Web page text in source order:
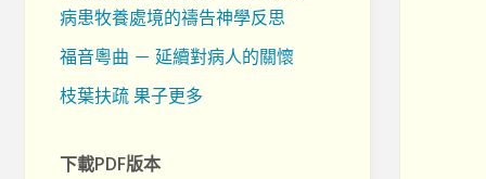
病患牧養處境的禱告神學反思
福音粵曲 － 延續對病人的關懷
枝葉扶疏 果子更多
下載PDF版本